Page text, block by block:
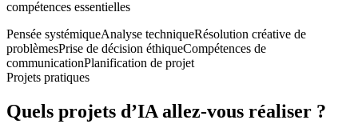
compétences essentielles
Pensée systémiqueAnalyse techniqueRésolution créative de
problèmesPrise de décision éthiqueCompétences de
communicationPlanification de projet
Projets pratiques
Quels projets d’IA allez-vous réaliser ?